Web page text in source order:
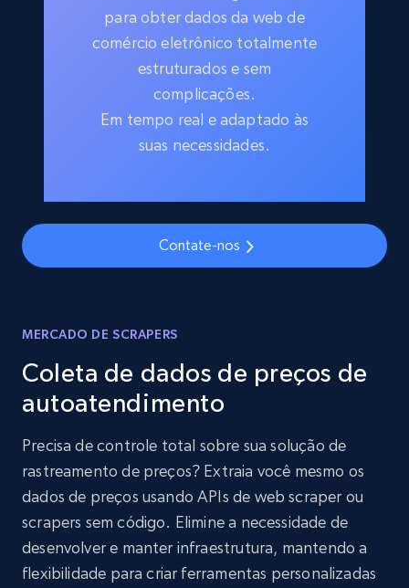
para obter dados da web de
comércio eletrônico totalmente
estruturados e sem
complicações.
Em tempo real e adaptado às
suas necessidades.
Contate-nos
MERCADO DE SCRAPERS
Coleta de dados de preços de
autoatendimento
Precisa de controle total sobre sua solução de
rastreamento de preços? Extraia você mesmo os
dados de preços usando APIs de web scraper ou
scrapers sem código. Elimine a necessidade de
desenvolver e manter infraestrutura, mantendo a
flexibilidade para criar ferramentas personalizadas